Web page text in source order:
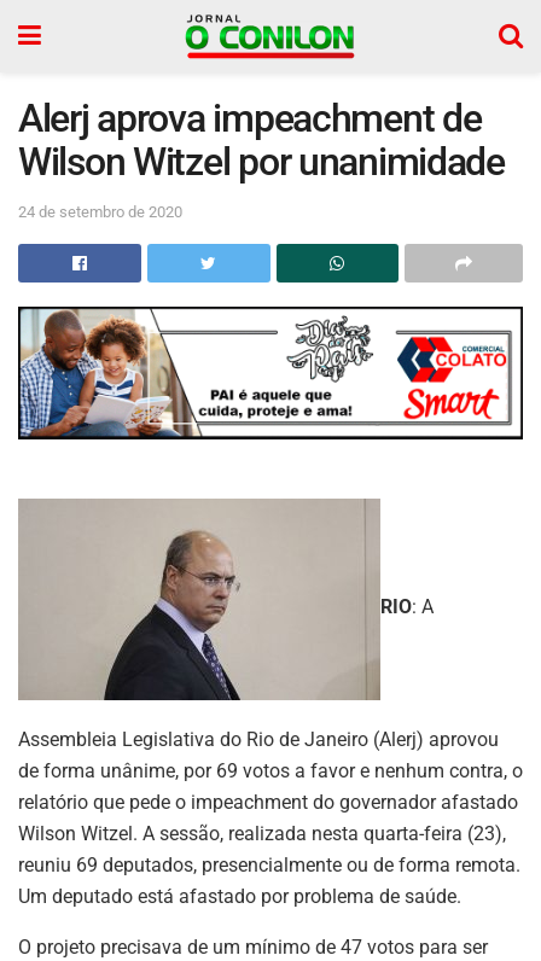
Alerj aprova impeachment de
Wilson Witzel por unanimidade
24 de setembro de 2020
RIO: A
Assembleia Legislativa do Rio de Janeiro (Alerj) aprovou
de forma unânime, por 69 votos a favor e nenhum contra, o
relatório que pede o impeachment do governador afastado
Wilson Witzel. A sessão, realizada nesta quarta-feira (23),
reuniu 69 deputados, presencialmente ou de forma remota.
Um deputado está afastado por problema de saúde.
O projeto precisava de um mínimo de 47 votos para ser